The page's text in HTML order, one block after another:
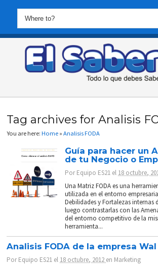
Tag archives for Analisis
You are here:Home »Analisis FODA
Guía para hacer un
de tu Negocio o
PorEquipo ES21 el 18 octubre,
Una Matriz FODA es una
utilizada en el entorno
Debilidades y Fortalezas internas
luego contrastarlas con las
del entorno competitivo de la
herramienta...
Analisis FODA de la empresa
PorEquipo ES21 el 18 octubre, 2012 en Marketing